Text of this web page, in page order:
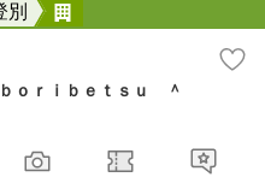
別
ｏｒｉｂｅｔｓｕ ＾